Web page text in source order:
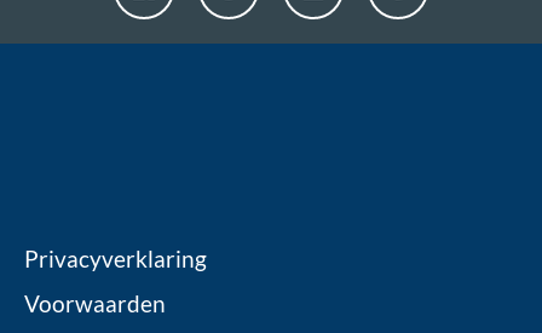
Privacyverklaring
Voorwaarden